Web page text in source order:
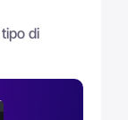
tipo di